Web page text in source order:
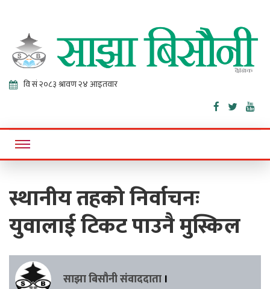
Sajha
Bisaunee
Online News Portal
स्थानीय तहको निर्वाचनः
युवालाई टिकट पाउनै मुस्किल
साझा बिसौनी संवाददाता ।